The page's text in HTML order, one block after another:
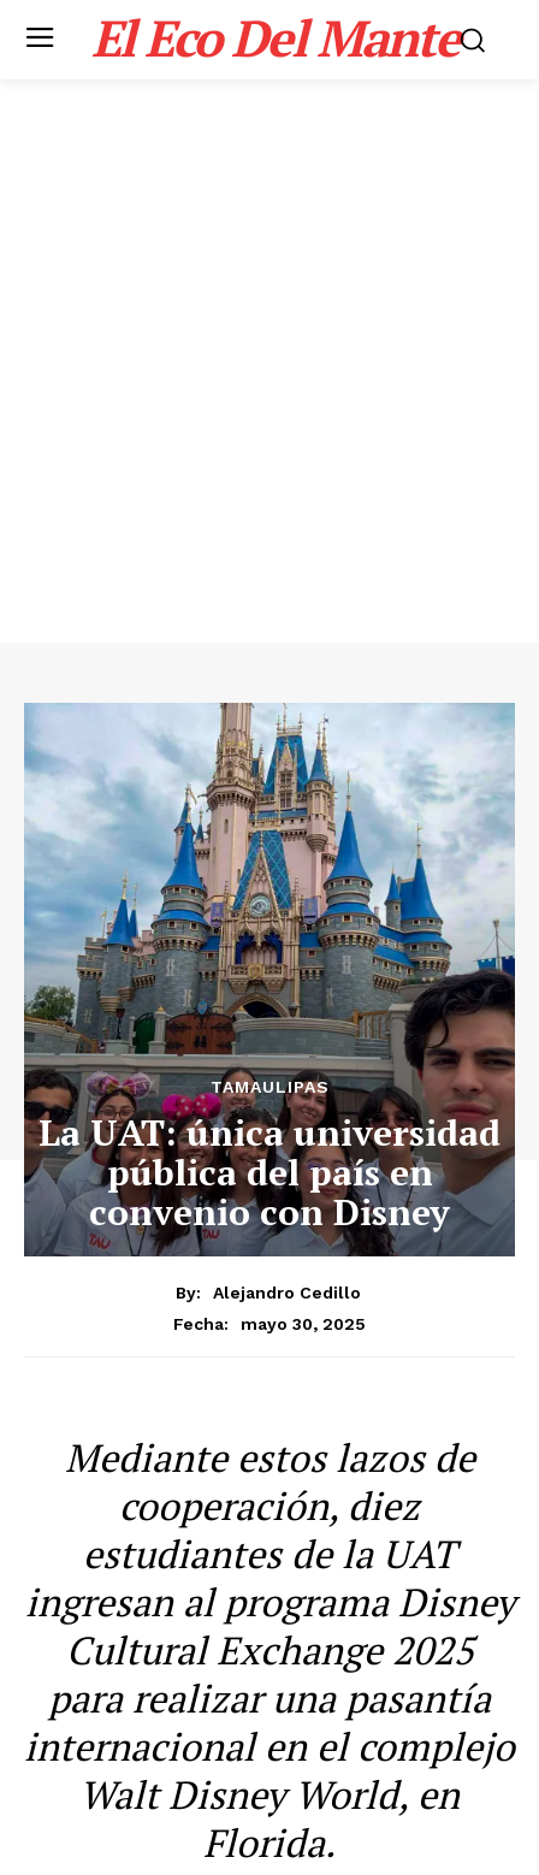
El Eco Del Mante
TAMAULIPAS
La UAT: única universidad
pública del país en
convenio con Disney
By:
Alejandro Cedillo
Fecha:
mayo 30, 2025
Mediante estos lazos de
cooperación, diez
estudiantes de la UAT
ingresan al programa Disney
Cultural Exchange 2025
para realizar una pasantía
internacional en el complejo
Walt Disney World, en
Florida.